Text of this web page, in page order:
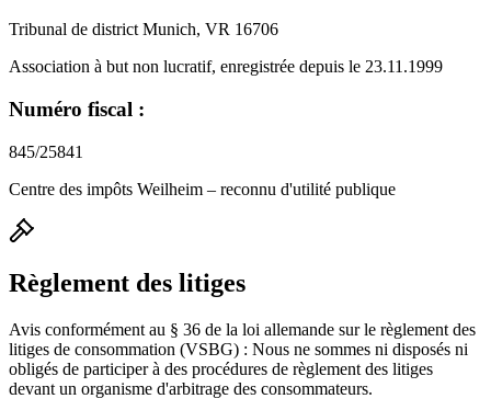
Tribunal de district Munich, VR 16706
Association à but non lucratif, enregistrée depuis le 23.11.1999
Numéro fiscal :
845/25841
Centre des impôts Weilheim – reconnu d'utilité publique
Règlement des litiges
Avis conformément au § 36 de la loi allemande sur le règlement des
litiges de consommation (VSBG) : Nous ne sommes ni disposés ni
obligés de participer à des procédures de règlement des litiges
devant un organisme d'arbitrage des consommateurs.